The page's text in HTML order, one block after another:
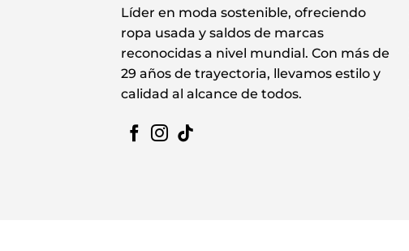
Líder en moda sostenible, ofreciendo
ropa usada y saldos de marcas
reconocidas a nivel mundial. Con más de
29 años de trayectoria, llevamos estilo y
calidad al alcance de todos.